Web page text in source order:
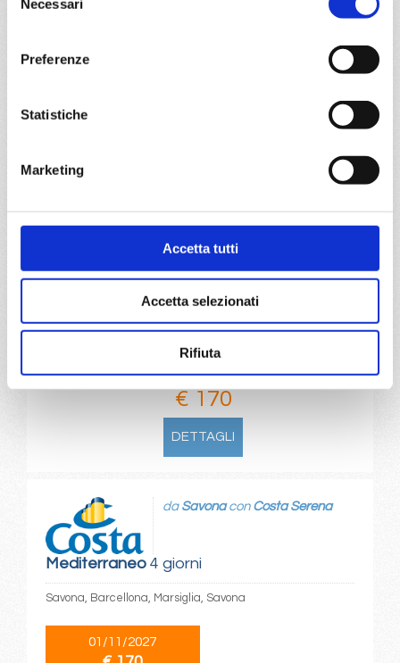
delNecessari
Preferenze
Statistiche
Marketing
Accetta tutti
Accetta selezionati
Rifiuta
Mediterraneo5 giorni
Costa Pacifica
16/12/2026
€ 170
a partire da
€ 170
DETTAGLI
Mediterraneo4 giorni
da Savonacon Costa Serena
Savona, Barcellona, Marsiglia, Savona
01/11/2027